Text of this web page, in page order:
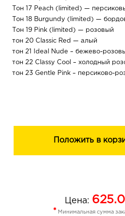
Тон 17 Peach (limited) —
Тон 18 Burgundy (limited) —
Тон 19 Pink (limited) — розовый
тон 20 Classic Red — алый
тон 21 Ideal Nude – бежево-
тон 22 Classy Cool – холодный
тон 23 Gentle Pink – персиково-
Положить в
Цена: 625.0
* Минимальная сумма